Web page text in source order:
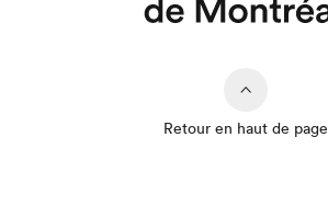
Retour en haut de page